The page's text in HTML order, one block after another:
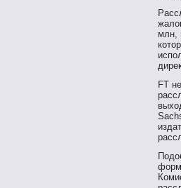
млн,
FT